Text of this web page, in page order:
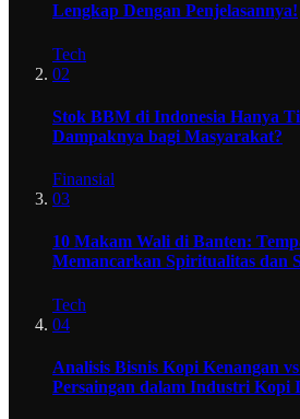
Lengkap Dengan Penjelasannya!
Tech
02
Stok BBM di Indonesia Hanya
Dampaknya bagi Masyarakat?
Finansial
03
10 Makam Wali di Banten:
Memancarkan Spiritualitas dan
Tech
04
Analisis Bisnis Kopi Kenangan
Persaingan dalam Industri Kopi